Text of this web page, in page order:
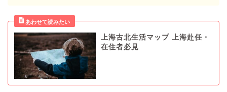
上海古北生活マップ 上海赴任・
在住者必見